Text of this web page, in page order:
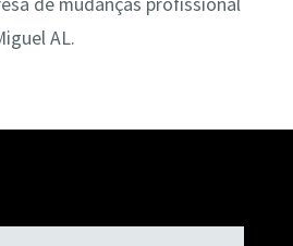
de mudanças profissional
AL.